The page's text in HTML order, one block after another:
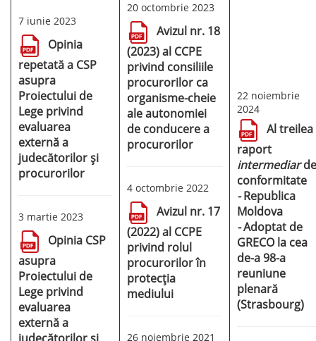
7 iunie 2023
Opinia
repetată a CSP
asupra
Proiectului de
Lege privind
evaluarea
externă a
judecătorilor și
procurorilor
3 martie 2023
Opinia CSP
asupra
Proiectului de
Lege privind
evaluarea
externă a
20 octombrie 2023
Avizul nr. 18
(2023) al CCPE
privind consiliile
procurorilor ca
organisme-cheie
ale autonomiei
de conducere a
procurorilor
4 octombrie 2022
Avizul nr. 17
(2022) al CCPE
privind rolul
procurorilor în
protecția
mediului
26 noiembrie 2021
22 noiembrie
2024
Al treilea
raport
intermediarde
conformitate
-Republica
Moldova
-Adoptat de
GRECO la cea
de-a 98-a
reuniune
plenară
(Strasbourg)